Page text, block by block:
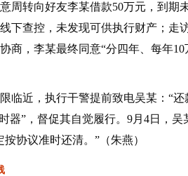
转向好友李某借款50万元，到期
下查控，未发现可供执行财产；走
商，李某最终同意“分四年、每年
近，执行干警提前致电吴某：“还
器”，督促其自觉履行。9月4日，
协议准时还清。”（朱燕）